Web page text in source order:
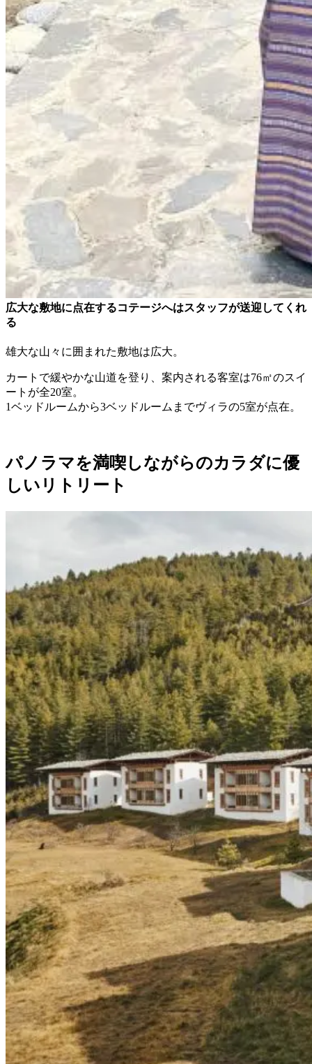
広大な敷地に点在するコテージへはスタッフが送迎してくれ
る
雄大な山々に囲まれた敷地は広大。
カートで緩やかな山道を登り、案内される客室は76㎡のスイ
ートが全20室。
1ベッドルームから3ベッドルームまでヴィラの5室が点在。
パノラマを満喫しながらのカラダに優
しいリトリート